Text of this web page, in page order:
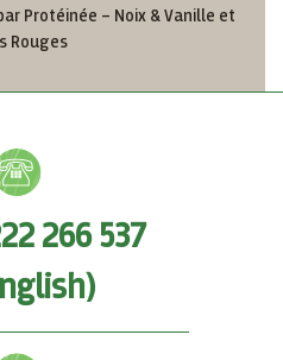
Protéinée – Noix & Vanille et
Rouges
266 537